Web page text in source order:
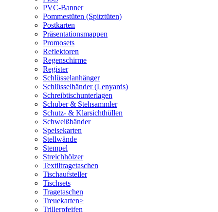
PVC-Banner
Pommestüten (Spitztüten)
Postkarten
Präsentationsmappen
Promosets
Reflektoren
Regenschirme
Register
Schlüsselanhänger
Schlüsselbänder (Lenyards)
Schreibtischunterlagen
Schuber & Stehsammler
Schutz- & Klarsichthüllen
Schweißbänder
Speisekarten
Stellwände
Stempel
Streichhölzer
Textiltragetaschen
Tischaufsteller
Tischsets
Tragetaschen
Treuekarten>
Trillerpfeifen